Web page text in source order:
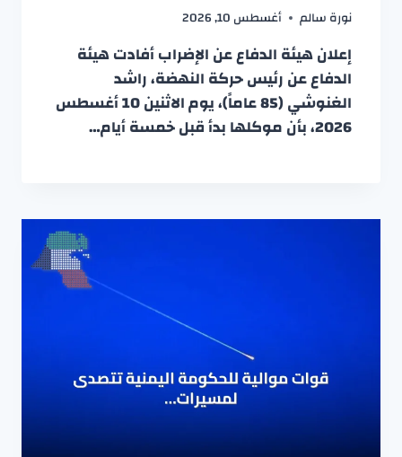
نورة سالم أغسطس 10, 2026
إعلان هيئة الدفاع عن الإضراب أفادت هيئة
الدفاع عن رئيس حركة النهضة، راشد
الغنوشي (85 عاماً)، يوم الاثنين 10 أغسطس
2026، بأن موكلها بدأ قبل خمسة أيام…